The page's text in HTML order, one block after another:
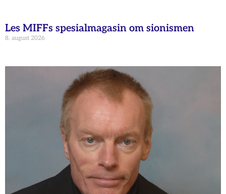
Les MIFFs spesialmagasin om sionismen
8. august 2026